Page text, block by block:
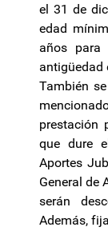
el 31 de
edad
años
antigüedad
También
prestación
que dure
Aportes
General de
serán
Además,